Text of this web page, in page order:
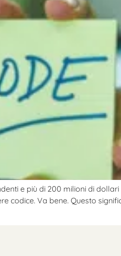
e più di 200 milioni di
codice. Va bene. Questo